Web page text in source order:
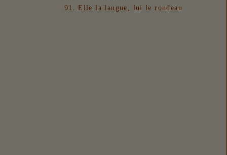
91. Elle la langue, lui le rondeau